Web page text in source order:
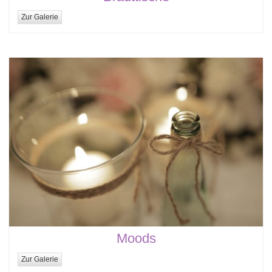
Zur Galerie
Moods
Zur Galerie